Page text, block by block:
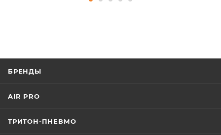
БРЕНДЫ
AIR PRO
ТРИТОН-ПНЕВМО